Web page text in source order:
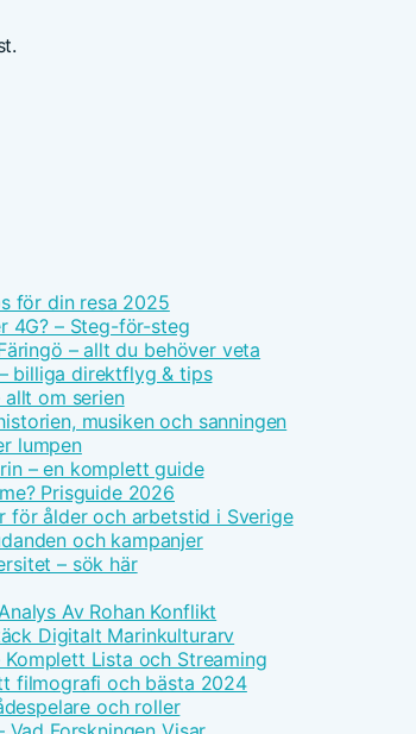
för din resa 2025
4G? – Steg-för-steg
– allt du behöver veta
billiga direktflyg & tips
allt om serien
musiken och sanningen
lumpen
– en komplett guide
Prisguide 2026
för ålder och arbetstid i Sverige
och kampanjer
– sök här
Av Rohan Konflikt
Digitalt Marinkulturarv
Lista och Streaming
filmografi och bästa 2024
och roller